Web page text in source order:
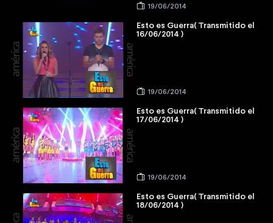
19/06/2014
Esto es Guerra( Transmitido el
16/06/2014 )
19/06/2014
Esto es Guerra( Transmitido el
17/06/2014 )
19/06/2014
Esto es Guerra( Transmitido el
18/06/2014 )